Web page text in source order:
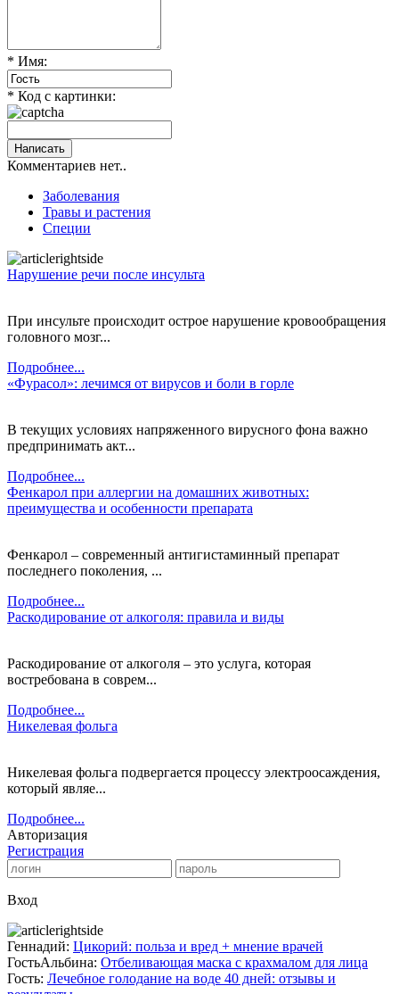
* Имя:
* Код с картинки:
Комментариев нет..
Заболевания
Травы и растения
Специи
Нарушение речи после инсульта
При инсульте происходит острое нарушение кровообращения
головного мозг...
Подробнее...
«Фурасол»: лечимся от вирусов и боли в горле
В текущих условиях напряженного вирусного фона важно
предпринимать акт...
Подробнее...
Фенкарол при аллергии на домашних животных:
преимущества и особенности препарата
Фенкарол – современный антигистаминный препарат
последнего поколения, ...
Подробнее...
Раскодирование от алкоголя: правила и виды
Раскодирование от алкоголя – это услуга, которая
востребована в соврем...
Подробнее...
Никелевая фольга
Никелевая фольга подвергается процессу электроосаждения,
который являе...
Подробнее...
Авторизация
Регистрация
Вход
Геннадий: Цикорий: польза и вред + мнение врачей
ГостьАльбина: Отбеливающая маска с крахмалом для лица
Гость: Лечебное голодание на воде 40 дней: отзывы и